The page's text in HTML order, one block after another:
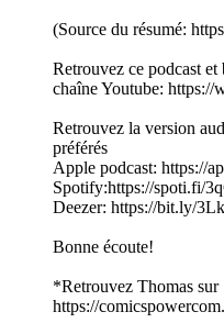
(Source du résumé:
Retrouvez ce podcast et
chaîne Youtube:
Retrouvez la version
préférés
Apple podcast: https://
Spotify:https://spoti.fi/
Deezer: https://bit.ly/
Bonne écoute!
*Retrouvez Thomas
https://